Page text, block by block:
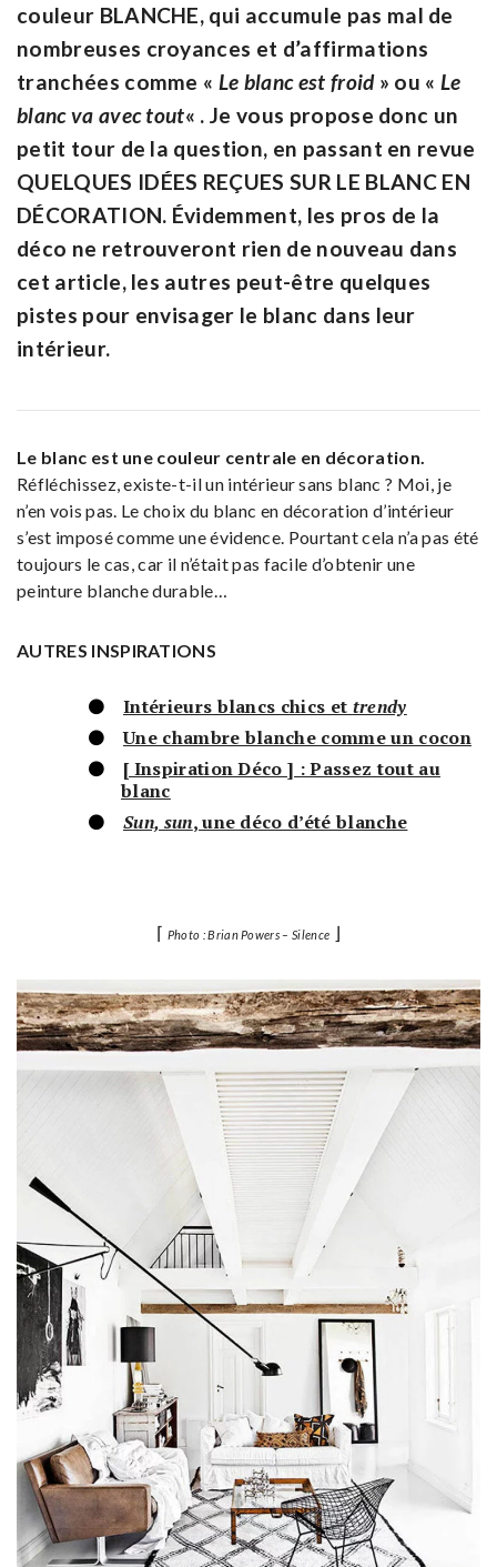
couleur BLANCHE, qui accumule pas mal de
nombreuses croyances et d’affirmations
tranchées comme « Le blanc est froid» ou « Le
blanc va avec tout« . Je vous propose donc un
petit tour de la question, en passant en revue
QUELQUES IDÉES REÇUES SUR LE BLANC EN
DÉCORATION. Évidemment, les pros de la
déco ne retrouveront rien de nouveau dans
cet article, les autres peut-être quelques
pistes pour envisager le blanc dans leur
intérieur.
Le blanc est une couleur centrale en décoration.
Réfléchissez, existe-t-il un intérieur sans blanc ? Moi, je
n’en vois pas. Le choix du blanc en décoration d’intérieur
s’est imposé comme une évidence. Pourtant cela n’a pas été
toujours le cas, car il n’était pas facile d’obtenir une
peinture blanche durable…
AUTRES INSPIRATIONS
Intérieurs blancs chics et trendy
Une chambre blanche comme un cocon
[ Inspiration Déco ] : Passez tout au
blanc
Sun, sun, une déco d’été blanche
⌈ Photo : Brian Powers – Silence ⌋